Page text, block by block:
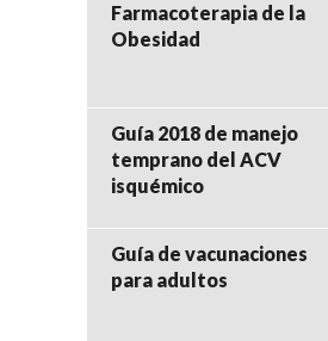
Farmacoterapia de la
Obesidad
Guía 2018 de manejo
temprano del ACV
isquémico
Guía de vacunaciones
para adultos